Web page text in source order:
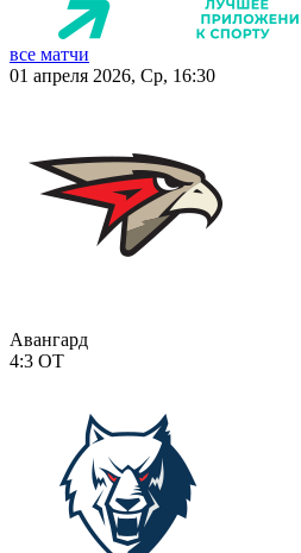
все матчи
01 апреля 2026, Ср, 16:30
Авангард
4:3 ОТ